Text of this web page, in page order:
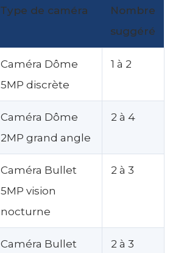
Type de caméra
Nombre
suggéré
Caméra Dôme
5MP discrète
1 à 2
Caméra Dôme
2MP grand angle
2 à 4
Caméra Bullet
5MP vision
nocturne
2 à 3
Caméra Bullet
2 à 3